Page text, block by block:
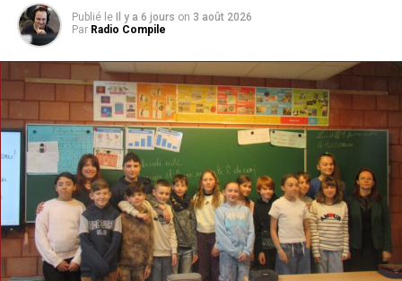
Publié le Il y a 6 jours on 3 août 2026
Par Radio Compile